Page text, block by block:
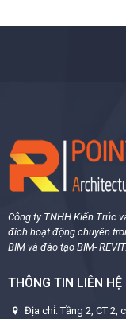
Công ty TNHH Kiến Trúc
đích hoạt động chuyên
BIM và đào tạo BIM- REVIT.
THÔNG TIN LIÊN HỆ
Địa chỉ: Tầng 2, CT 2,